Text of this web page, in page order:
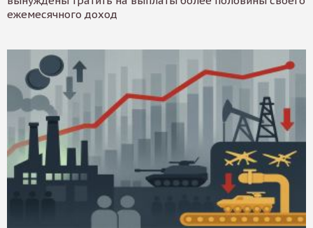
ежемесячного доход